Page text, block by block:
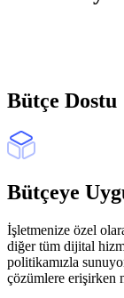
Bütçe Dostu
Bütçeye
İşletmenize özel
diğer tüm dijital
politikamızla
çözümlere erişirken